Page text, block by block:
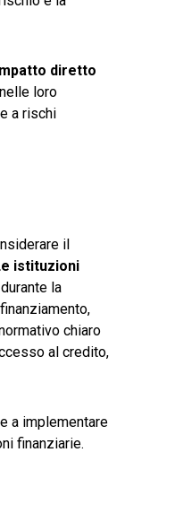
diretto
loro
a rischi
il
istituzioni
la
chiaro
al credito,
a implementare
finanziarie.